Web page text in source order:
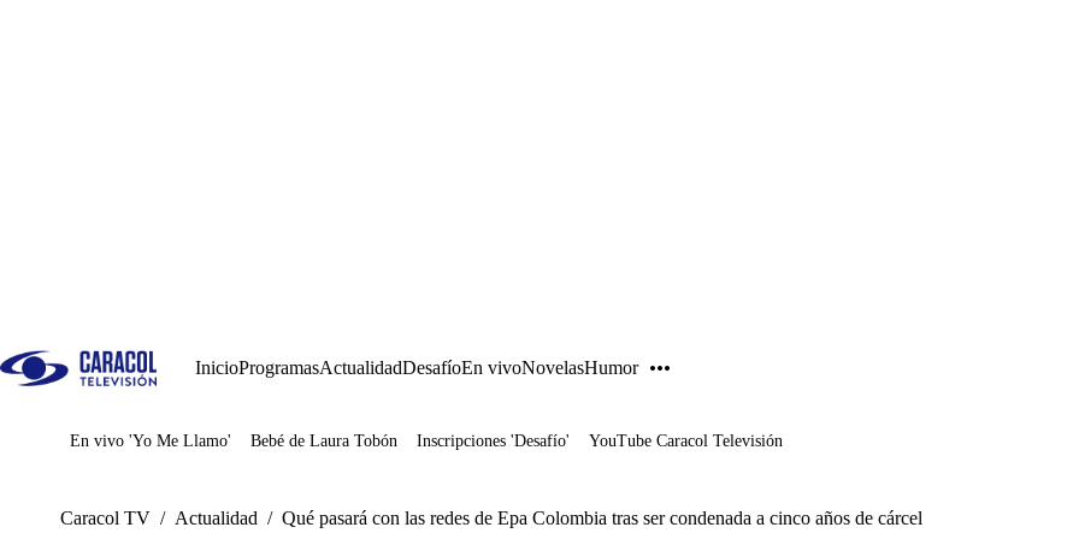
InicioProgramasActualidadDesafíoEn vivoNovelasHumor
Juegos
En vivo 'Yo Me Llamo' Bebé de Laura Tobón Inscripciones 'Desafío' YouTube Caracol Televisión
Caracol TV / Actualidad / Qué pasará con las redes de Epa Colombia tras ser condenada a cinco años de cárcel